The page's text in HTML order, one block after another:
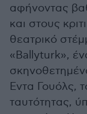
αφήνοντας
και στους
θεατρικό
«Ballyturk»,
Εντα Γουόλς,
ταυτότητας,